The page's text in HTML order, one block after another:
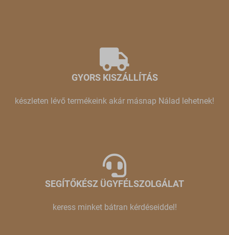
GYORS KISZÁLLÍTÁS
készleten lévő termékeink akár másnap Nálad lehetnek!
SEGÍTŐKÉSZ ÜGYFÉLSZOLGÁLAT
keress minket bátran kérdéseiddel!